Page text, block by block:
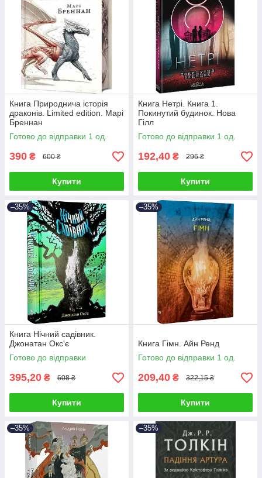
Книга Природнича історія
драконів. Limited edition. Марі
Бреннан
Готово до відправки 1 од.
390 ₴ 600 ₴
Купити
Книга Нетрі. Книга 1.
Покинутий будинок. Нова
Гілл
Готово до відправки 1 од.
192,40 ₴ 296 ₴
Купити
–35%
Книга Нічний садівник.
Джонатан Окс'є
Готово до відправки
395,20 ₴ 608 ₴
Купити
–35%
Книга Гімн. Айн Ренд
Готово до відправки 1 од.
209,40 ₴ 322,15 ₴
Купити
–35% –35%